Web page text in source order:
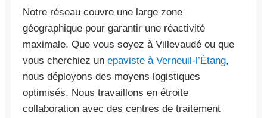
Notre réseau couvre une large zone
géographique pour garantir une réactivité
maximale. Que vous soyez à Villevaudé ou que
vous cherchiez un epaviste à Verneuil-l’Étang,
nous déployons des moyens logistiques
optimisés. Nous travaillons en étroite
collaboration avec des centres de traitement